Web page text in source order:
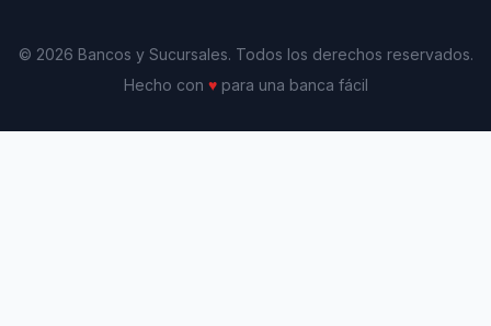
© 2026 Bancos y Sucursales. Todos los derechos reservados.
Hecho con ♥para una banca fácil